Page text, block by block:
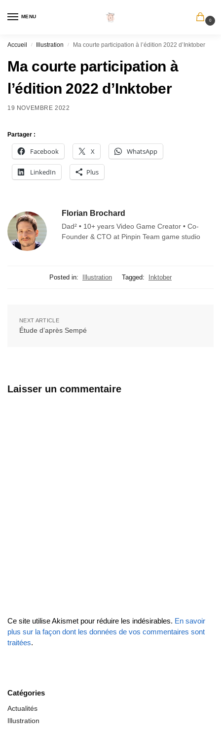
MENU
0
Accueil / Illustration / Ma courte participation à l’édition 2022 d’Inktober
Ma courte participation à
l’édition 2022 d’Inktober
19 NOVEMBRE 2022
Partager :
Facebook X WhatsApp
LinkedIn Plus
Florian Brochard
Dad² • 10+ years Video Game Creator • Co-
Founder & CTO at Pinpin Team game studio
Posted in: Illustration Tagged: Inktober
NEXT ARTICLE
Étude d’après Sempé
Laisser un commentaire
Ce site utilise Akismet pour réduire les indésirables. En savoir
plus sur la façon dont les données de vos commentaires sont
traitées.
Catégories
Actualités
Illustration